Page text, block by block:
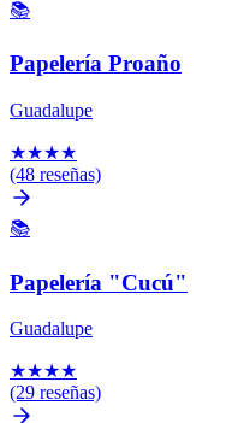
📚
Papelería Proaño
Guadalupe
★★★★
(48 reseñas)
📚
Papelería "Cucú"
Guadalupe
★★★★
(29 reseñas)